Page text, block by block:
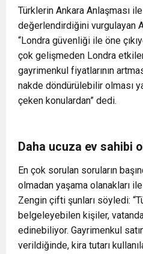
Türklerin Ankara Anlaşması
değerlendirdiğini vurgulayan
“Londra güvenliği ile öne
çok gelişmeden Londra
gayrimenkul fiyatlarının
nakde döndürülebilir olması
çeken konulardan” dedi.
Daha ucuza ev sahibi
En çok sorulan soruların
olmadan yaşama olanakları
Zengin çifti şunları söyledi:
belgeleyebilen kişiler,
edinebiliyor. Gayrimenkul
verildiğinde, kira tutarı